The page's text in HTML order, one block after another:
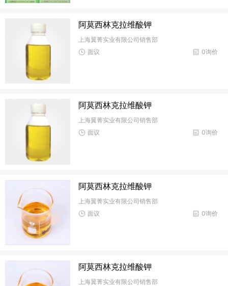
阿莫西林克拉维酸钾
上海翼菁实业有限公司销售部
0询价
面议
阿莫西林克拉维酸钾
上海翼菁实业有限公司销售部
0询价
面议
阿莫西林克拉维酸钾
上海翼菁实业有限公司销售部
0询价
面议
阿莫西林克拉维酸钾
上海翼菁实业有限公司销售部